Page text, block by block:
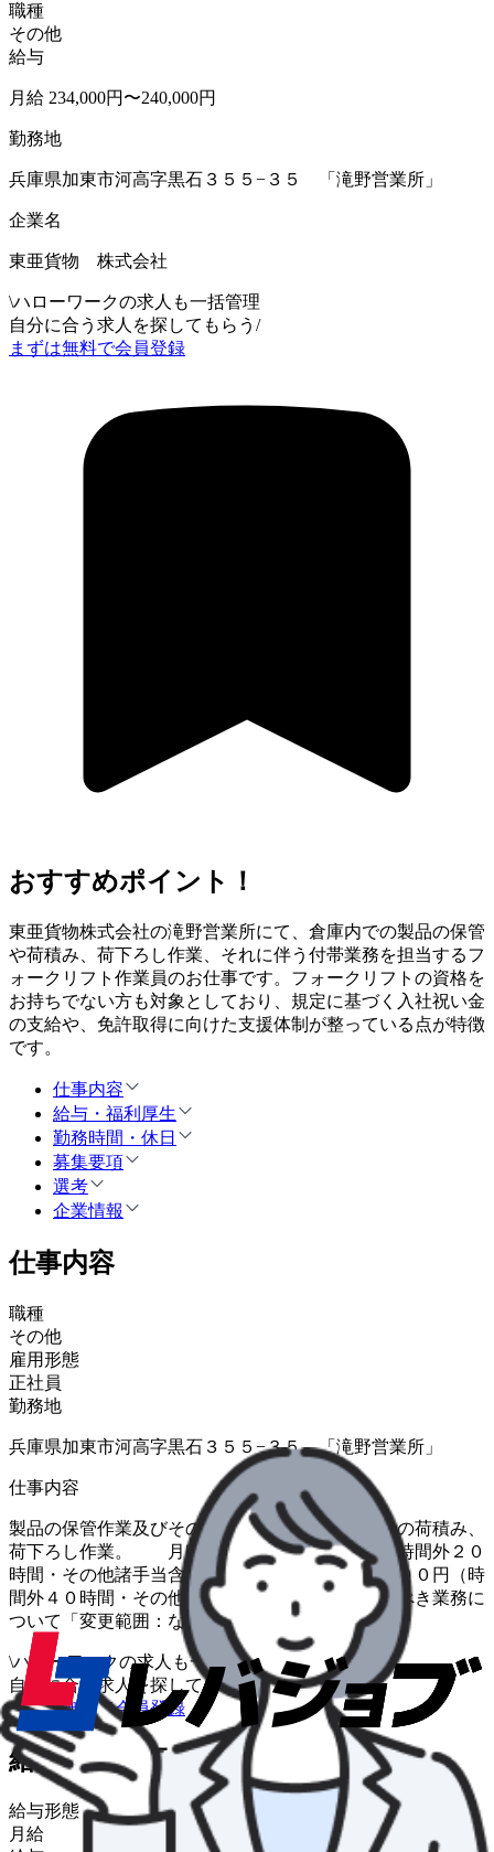
職種
その他
給与
月給 234,000円〜240,000円
勤務地
兵庫県加東市河高字黒石３５５−３５ 「滝野営業所」
企業名
東亜貨物 株式会社
\ハローワークの求人も一括管理
自分に合う求人を探してもらう /
まずは無料で会員登録
おすすめポイント！
東亜貨物株式会社の滝野営業所にて、倉庫内での製品の保管
や荷積み、荷下ろし作業、それに伴う付帯業務を担当するフ
ォークリフト作業員のお仕事です。フォークリフトの資格を
お持ちでない方も対象としており、規定に基づく入社祝い金
の支給や、免許取得に向けた支援体制が整っている点が特徴
です。
仕事内容
給与・福利厚生
勤務時間・休日
募集要項
選考
企業情報
仕事内容
職種
その他
雇用形態
正社員
勤務地
兵庫県加東市河高字黒石３５５−３５ 「滝野営業所」
仕事内容
製品の保管作業及びその他付帯業務。 倉庫内での荷積み、
荷下ろし作業。 月収例 ２８４，０００円（時間外２０
時間・その他諸手当含む） ３２０，０００円（時
間外４０時間・その他諸手当含む） ＊従事すべき業務に
ついて「変更範囲：なし」
\ハローワークの求人も一括管理
自分に合う求人を探してもらう/
まずは無料で会員登録
給与・福利厚生
給与形態
月給